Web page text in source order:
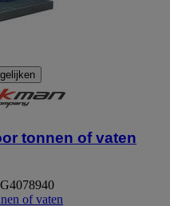
tonnen of vaten
of vaten